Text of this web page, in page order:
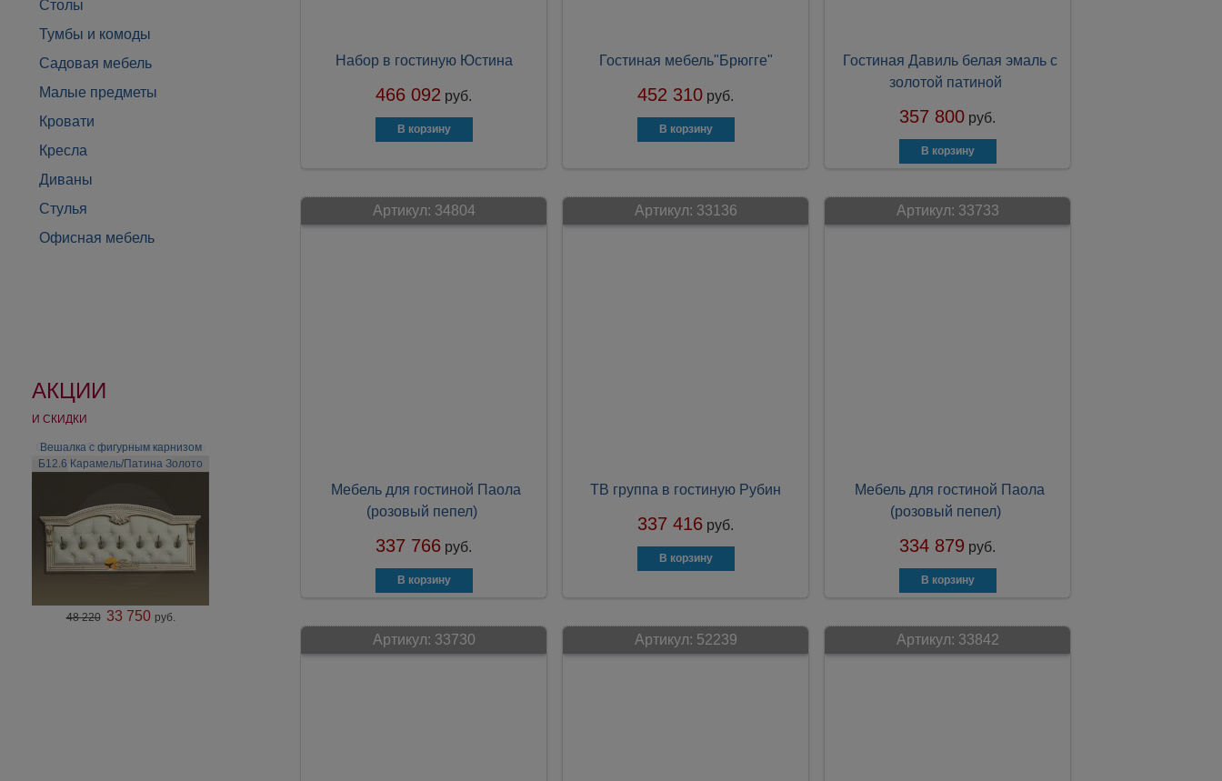
Столы
Тумбы и комоды
Садовая мебель
Малые предметы
Кровати
Кресла
Диваны
Стулья
Офисная мебель
АКЦИИ
И СКИДКИ
Вешалка с фигурным карнизом
Б12.6 Карамель/Патина Золото
48 220 33 750 руб.
Набор в гостиную Юстина
466 092 руб.
Гостиная мебель"Брюгге"
452 310 руб.
Гостиная Давиль белая эмаль с
золотой патиной
357 800 руб.
Артикул: 34804
Мебель для гостиной Паола
(розовый пепел)
337 766 руб.
Артикул: 33136
ТВ группа в гостиную Рубин
337 416 руб.
Артикул: 33733
Мебель для гостиной Паола
(розовый пепел)
334 879 руб.
Артикул: 33730 Артикул: 52239 Артикул: 33842